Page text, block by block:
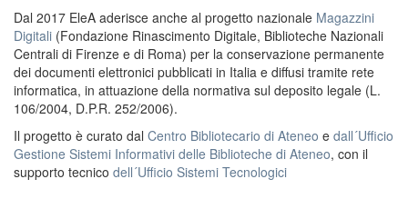
Dal 2017 EleA aderisce anche al progetto nazionale Magazzini
Digitali (Fondazione Rinascimento Digitale, Biblioteche Nazionali
Centrali di Firenze e di Roma) per la conservazione permanente
dei documenti elettronici pubblicati in Italia e diffusi tramite rete
informatica, in attuazione della normativa sul deposito legale (L.
106/2004, D.P.R. 252/2006).
Il progetto è curato dal Centro Bibliotecario di Ateneo e dall´Ufficio
Gestione Sistemi Informativi delle Biblioteche di Ateneo, con il
supporto tecnico dell´Ufficio Sistemi Tecnologici